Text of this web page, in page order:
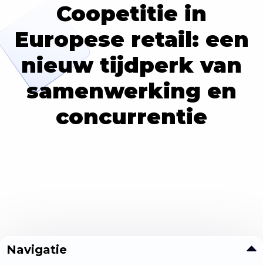
Coopetitie in
Europese retail: een
nieuw tijdperk van
samenwerking en
concurrentie
Navigatie